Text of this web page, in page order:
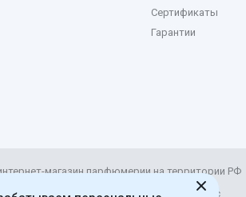
Сертификаты
Гарантии
магазин парфюмерии на территории РФ
CC BY-SA 4.0 . Использование и развитие с